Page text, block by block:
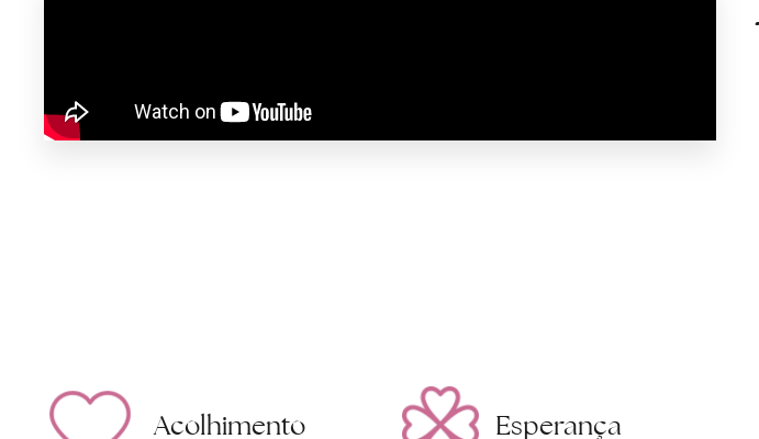
Acolhimento Esperança